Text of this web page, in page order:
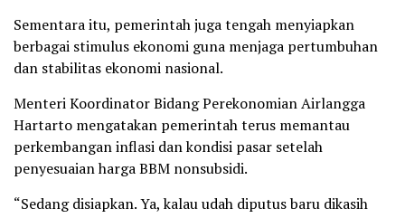
Sementara itu, pemerintah juga tengah menyiapkan
berbagai stimulus ekonomi guna menjaga pertumbuhan
dan stabilitas ekonomi nasional.
Menteri Koordinator Bidang Perekonomian Airlangga
Hartarto mengatakan pemerintah terus memantau
perkembangan inflasi dan kondisi pasar setelah
penyesuaian harga BBM nonsubsidi.
“Sedang disiapkan. Ya, kalau udah diputus baru dikasih